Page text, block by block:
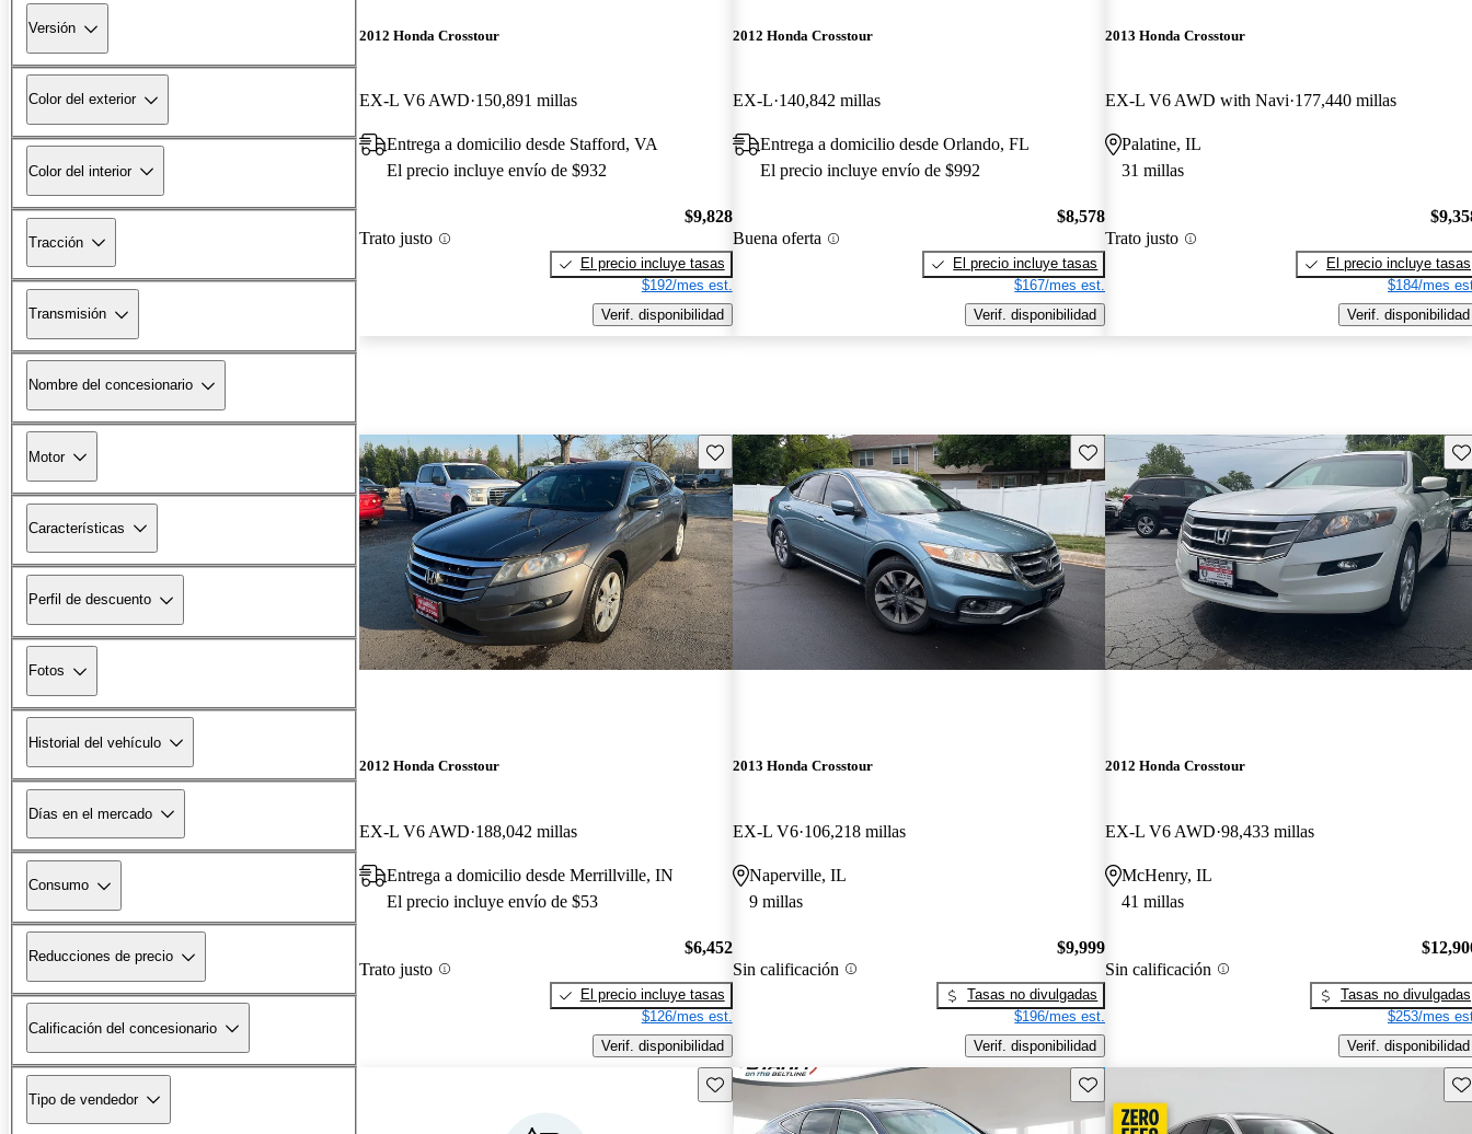
Versión
Color del exterior
Color del interior
Tracción
Transmisión
Nombre del concesionario
Motor
Características
Perfil de descuento
Fotos
Historial del vehículo
Días en el mercado
Consumo
Reducciones de precio
Calificación del concesionario
Tipo de vendedor
2012 Honda Crosstour
EX-L V6 AWD 150,891 millas
Entrega a domicilio desde Stafford, VA
El precio incluye envío de $932
Trato justo
$9,828
El precio incluye tasas
$192/mes est.
Verif. disponibilidad
2012 Honda Crosstour
EX-L 140,842 millas
Entrega a domicilio desde Orlando, FL
El precio incluye envío de $992
Buena oferta
$8,578
El precio incluye tasas
$167/mes est.
Verif. disponibilidad
2013 Honda Crosstour
EX-L V6 AWD with Navi 177,440 millas
Palatine, IL
31 millas
Trato justo
El precio incluye tasas
$184/mes
Verif. disponibilidad
Guarda este Aviso
2012 Honda Crosstour
EX-L V6 AWD 188,042 millas
Entrega a domicilio desde Merrillville, IN
El precio incluye envío de $53
Trato justo
$6,452
El precio incluye tasas
$126/mes est.
Verif. disponibilidad
Guarda este Aviso
2013 Honda Crosstour
EX-L V6 106,218 millas
Naperville, IL
9 millas
Sin calificación
$9,999
Tasas no divulgadas
$196/mes est.
Verif. disponibilidad
2012 Honda Crosstour
EX-L V6 AWD 98,433 millas
McHenry, IL
41 millas
Sin calificación
Tasas no divulgadas
$253/mes
Verif. disponibilidad
Guarda este Aviso Guarda este Aviso